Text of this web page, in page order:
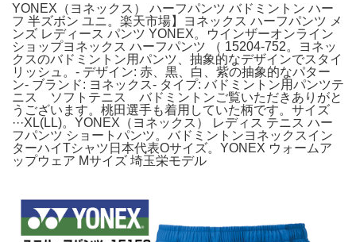
YONEX（ヨネックス） ハーフパンツ バドミントン ハー
フ 半ズボン ユニ。楽天市場】ヨネックス ハーフパンツ メ
ンズ レディース パンツ YONEX。ウインザーオンライン
ショップヨネックス ハーフパンツ （ 15204-752。ヨネッ
クスのバドミントン用パンツ、抽象的なデザインでスタイ
リッシュ。- デザイン: 赤、黒、白、紫の抽象的なパター
ン- ブランド: ヨネックス- タイプ: バドミントン用パンツテ
ニス ソフトテニス バドミントンご覧いただきありがと
うございます。桃田選手も着用していた柄です。サイズ
···XL(LL)。YONEX（ヨネックス） レディス テニス ハー
フパンツ ショートパンツ。バドミントンヨネックスイン
ターハイTシャツ日本代表Oサイズ。YONEX ウォームア
ップウェア Mサイズ 埼玉栄モデル